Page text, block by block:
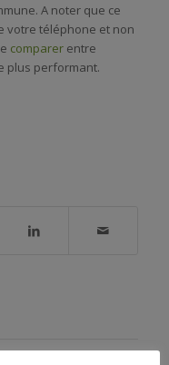
A noter que ce
votre téléphone et non
comparerentre
plus performant.